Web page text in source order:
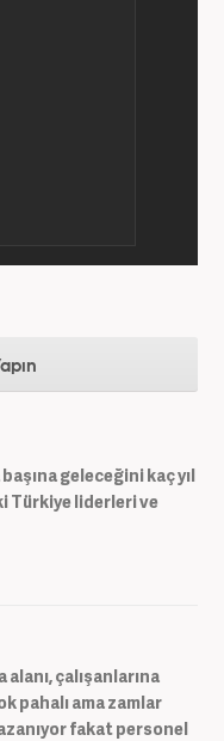
geleceğini kaç yıl
Türkiye liderleri ve
çalışanlarına
pahalı ama zamlar
fakat personel